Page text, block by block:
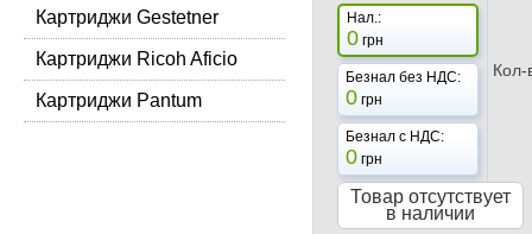
Картриджи Gestetner
Картриджи Ricoh Aficio
Картриджи Pantum
Нал.:
0 грн
Безнал без НДС:
0 грн
Безнал с НДС:
0 грн
Товар отсутствует
в наличии